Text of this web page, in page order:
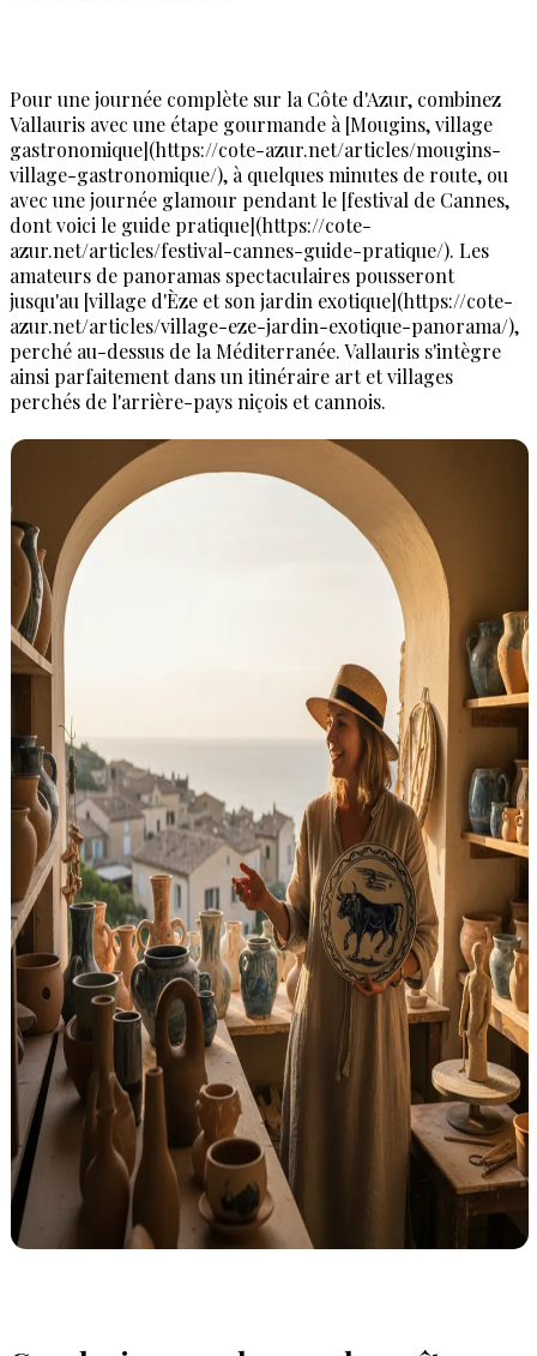
Pour une journée complète sur la Côte d'Azur, combinez
Vallauris avec une étape gourmande à [Mougins, village
gastronomique](https://cote-azur.net/articles/mougins-
village-gastronomique/), à quelques minutes de route, ou
avec une journée glamour pendant le [festival de Cannes,
dont voici le guide pratique](https://cote-
azur.net/articles/festival-cannes-guide-pratique/). Les
amateurs de panoramas spectaculaires pousseront
jusqu'au [village d'Èze et son jardin exotique](https://cote-
azur.net/articles/village-eze-jardin-exotique-panorama/),
perché au-dessus de la Méditerranée. Vallauris s'intègre
ainsi parfaitement dans un itinéraire art et villages
perchés de l'arrière-pays niçois et cannois.